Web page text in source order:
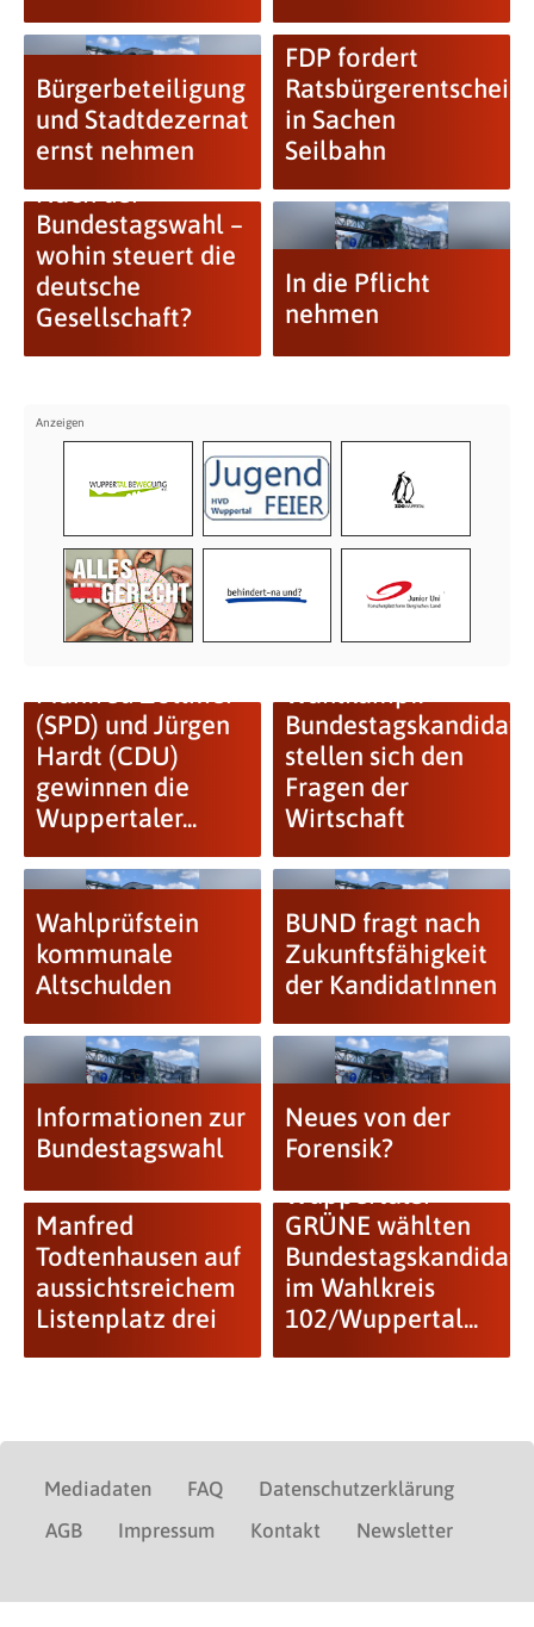
Bürgerbeteiligung
und Stadtdezernat
ernst nehmen
FDP fordert
Ratsbürgerentscheid
in Sachen
Seilbahn
Nach der
Bundestagswahl –
wohin steuert die
deutsche
Gesellschaft?
In die Pflicht
nehmen
(SPD) und Jürgen
Hardt (CDU)
gewinnen die
Wuppertaler...
stellen sich den
Fragen der
Wirtschaft
Wahlprüfstein
kommunale
Altschulden
BUND fragt nach
Zukunftsfähigkeit
der KandidatInnen
Informationen zur
Bundestagswahl
Neues von der
Forensik?
Manfred
Todtenhausen auf
aussichtsreichem
Listenplatz drei
Wuppertaler
GRÜNE wählten
im Wahlkreis
102/Wuppertal...
Mediadaten FAQ
Datenschutzerklärung
AGB
Impressum Kontakt Newsletter